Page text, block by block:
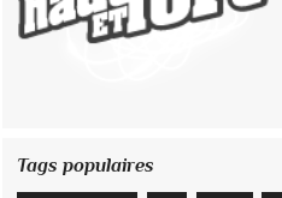
Tags populaires